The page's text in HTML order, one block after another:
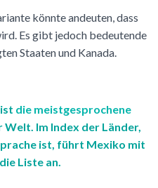
könnte andeuten, dass
Es gibt jedoch bedeutende
Staaten und Kanada.
die meistgesprochene
Welt. Im Index der Länder,
ist, führt Mexiko mit
Liste an.